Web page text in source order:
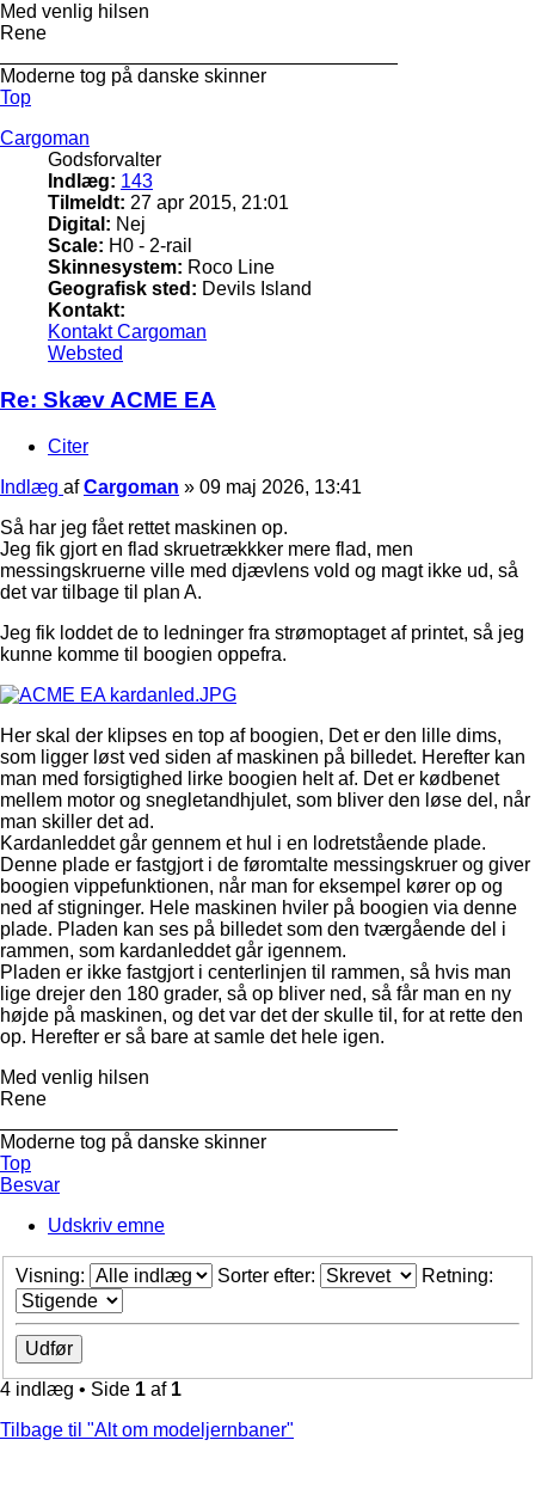
Med venlig hilsen
Rene
Moderne tog på danske skinner
Top
Cargoman
Godsforvalter
Indlæg: 143
Tilmeldt: 27 apr 2015, 21:01
Digital: Nej
Scale: H0 - 2-rail
Skinnesystem: Roco Line
Geografisk sted: Devils Island
Kontakt:
Kontakt Cargoman
Websted
Re: Skæv ACME EA
Citer
Indlæg afCargoman » 09 maj 2026, 13:41
Så har jeg fået rettet maskinen op.
Jeg fik gjort en flad skruetrækkker mere flad, men
messingskruerne ville med djævlens vold og magt ikke ud, så
det var tilbage til plan A.
Jeg fik loddet de to ledninger fra strømoptaget af printet, så jeg
kunne komme til boogien oppefra.
Her skal der klipses en top af boogien, Det er den lille dims,
som ligger løst ved siden af maskinen på billedet. Herefter kan
man med forsigtighed lirke boogien helt af. Det er kødbenet
mellem motor og snegletandhjulet, som bliver den løse del, når
man skiller det ad.
Kardanleddet går gennem et hul i en lodretstående plade.
Denne plade er fastgjort i de føromtalte messingskruer og giver
boogien vippefunktionen, når man for eksempel kører op og
ned af stigninger. Hele maskinen hviler på boogien via denne
plade. Pladen kan ses på billedet som den tværgående del i
rammen, som kardanleddet går igennem.
Pladen er ikke fastgjort i centerlinjen til rammen, så hvis man
lige drejer den 180 grader, så op bliver ned, så får man en ny
højde på maskinen, og det var det der skulle til, for at rette den
op. Herefter er så bare at samle det hele igen.
Med venlig hilsen
Rene
Moderne tog på danske skinner
Top
Besvar
Udskriv emne
Visning: Sorter efter: Retning:
4 indlæg • Side 1 af 1
Tilbage til "Alt om modeljernbaner"